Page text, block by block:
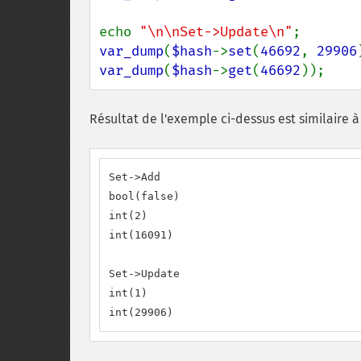
echo "\n\nSet->Update\n"
var_dump($hash->set(46692, 29906
var_dump($hash->get(46692 ));
Résultat de l'exemple ci-dessus est similaire à
Set->Add
bool(false)
int(2)
int(16091)
Set->Update
int(1)
int(29906)